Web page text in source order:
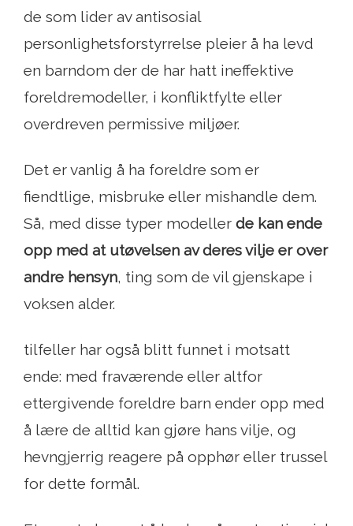
de som lider av antisosial
personlighetsforstyrrelse pleier å ha levd
en barndom der de har hatt ineffektive
foreldremodeller, i konfliktfylte eller
overdreven permissive miljøer.
Det er vanlig å ha foreldre som er
fiendtlige, misbruke eller mishandle dem.
Så, med disse typer modeller de kan ende
opp med at utøvelsen av deres vilje er over
andre hensyn, ting som de vil gjenskape i
voksen alder.
tilfeller har også blitt funnet i motsatt
ende: med fraværende eller altfor
ettergivende foreldre barn ender opp med
å lære de alltid kan gjøre hans vilje, og
hevngjerrig reagere på opphør eller trussel
for dette formål.